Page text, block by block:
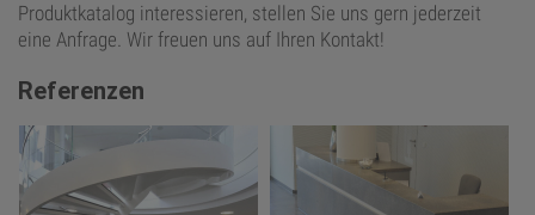
Produktkatalog interessieren, stellen Sie uns gern jederzeit
eine Anfrage. Wir freuen uns auf Ihren Kontakt!
Referenzen